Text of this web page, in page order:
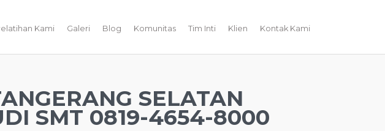
Kami Galeri Blog Komunitas Tim Inti Klien Kontak Kami
SELATAN
SMT 0819-4654-8000